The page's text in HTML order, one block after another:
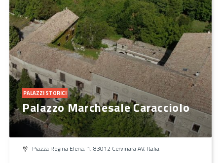
PALAZZI STORICI
Palazzo Marchesale Caracciolo
Piazza Regina Elena, 1, 83012 Cervinara AV, Italia